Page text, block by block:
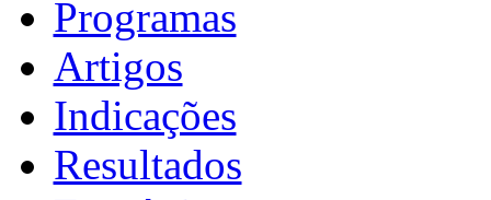
Programas
Artigos
Indicações
Resultados